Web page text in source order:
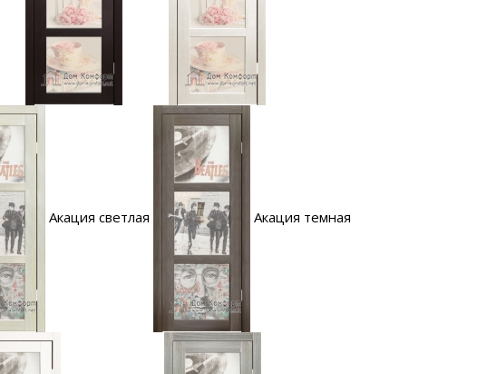
Акация светлая Акация темная